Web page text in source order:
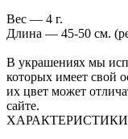
Вес — 4 г.
Длина — 45-50 см.
В украшениях мы
которых имеет свой
их цвет может
сайте.
ХАРАКТЕРИСТИКИ